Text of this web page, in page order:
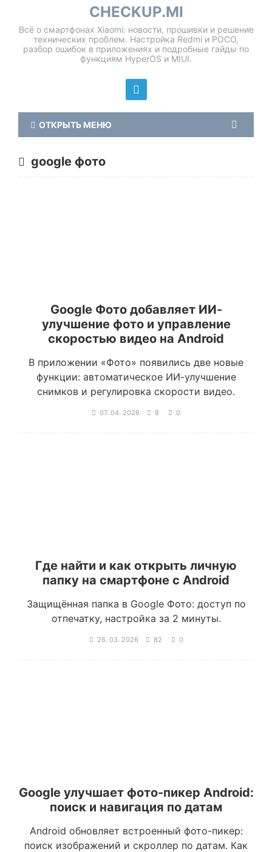
CHECKUP.MI
Всё о смартфонах Xiaomi: новости, прошивки и решение
технических проблем. Настройка Redmi и POCO,
разбор ошибок в приложениях и подробные гайды по
функциям HyperOS и MIUI.
ОТКРЫТЬ МЕНЮ
google фото
Google Фото добавляет ИИ-
улучшение фото и управление
скоростью видео на Android
В приложении «Фото» появились две новые
функции: автоматическое ИИ-улучшение
снимков и регулировка скорости видео.
07. 04. 2026 8 0
Где найти и как открыть личную
папку на смартфоне с Android
Защищённая папка в Google Фото: доступ по
отпечатку, настройка за 2 минуты.
26. 03. 2026 82 0
Google улучшает фото-пикер Android:
поиск и навигация по датам
Android обновляет встроенный фото-пикер:
поиск изображений и скроллер по датам. Как